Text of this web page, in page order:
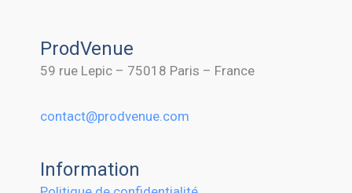
ProdVenue
59 rue Lepic – 75018 Paris – France
contact@prodvenue.com
Information